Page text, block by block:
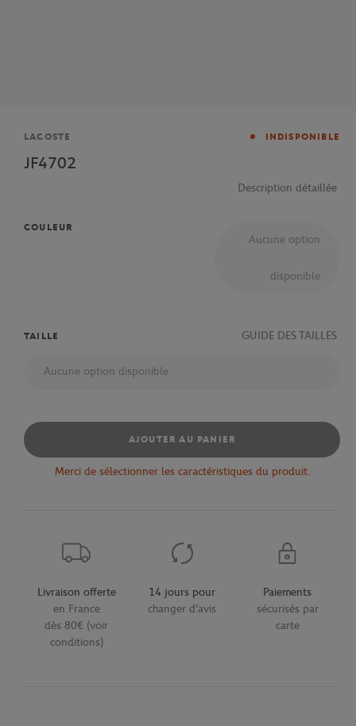
Marque
LACOSTE INDISPONIBLE
JF4702
Description détaillée
COULEUR
Aucune option
disponible
TAILLE GUIDE DES TAILLES
Aucune option disponible
AJOUTER AU PANIER
Merci de sélectionner les caractéristiques du produit.
Livraison offerte
en France
dès 80€ (voir
conditions)
14 jours pour
changer d'avis
Paiements
sécurisés par
carte